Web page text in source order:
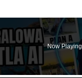
Now Playing